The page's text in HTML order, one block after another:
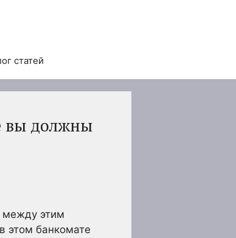
статей
вы должны
между этим
этом банкомате